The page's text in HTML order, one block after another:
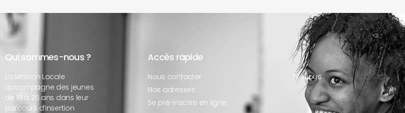
Qui sommes-nous ?
La Mission Locale
accompagne des jeunes
de 16 à 25 ans dans leur
parcours d’insertion
Accès rapide
Nous contacter
Nos adresses
Se pré-inscrire en ligne
Proxibus